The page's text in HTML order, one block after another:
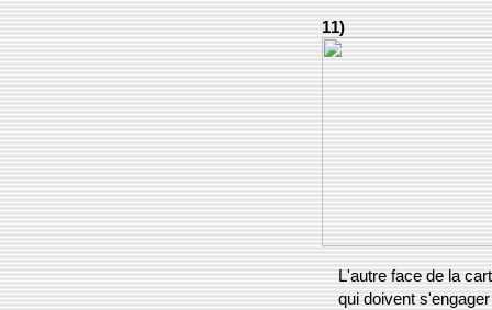
11)
L'autre face de la
qui doivent